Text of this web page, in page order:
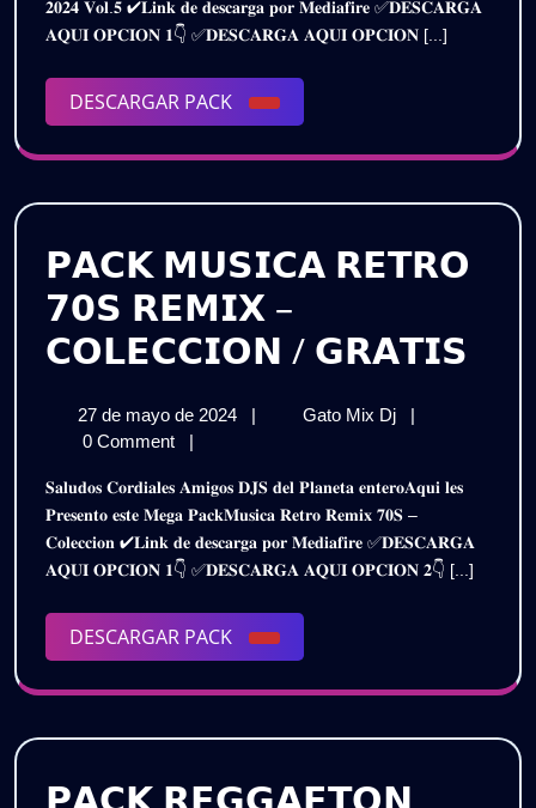
𝟮𝟬𝟮𝟰
–
𝗩𝗢𝗟.𝟱
/
𝗚𝗥𝗔𝗧𝗜𝗦
𝟮𝟬𝟮𝟰
–
𝟐𝟎𝟐𝟒 𝐕𝐨𝐥.𝟓 ✔𝐋𝐢𝐧𝐤 𝐝𝐞 𝐝𝐞𝐬𝐜𝐚𝐫𝐠𝐚 𝐩𝐨𝐫 𝐌𝐞𝐝𝐢𝐚𝐟𝐢𝐫𝐞 ✅𝐃𝐄𝐒𝐂𝐀𝐑𝐆𝐀
𝐀𝐐𝐔𝐈 𝐎𝐏𝐂𝐈𝐎𝐍 𝟏👇 ✅𝐃𝐄𝐒𝐂𝐀𝐑𝐆𝐀 𝐀𝐐𝐔𝐈 𝐎𝐏𝐂𝐈𝐎𝐍 [...]
DESCARGAR PACK
DESCARGAR
PACK
𝗣𝗔𝗖𝗞 𝗠𝗨𝗦𝗜𝗖𝗔 𝗥𝗘𝗧𝗥𝗢
𝟳𝟬𝗦 𝗥𝗘𝗠𝗜𝗫 –
𝗖𝗢𝗟𝗘𝗖𝗖𝗜𝗢𝗡 / 𝗚𝗥𝗔𝗧𝗜𝗦
–
27 de mayo de 2024
27
de
2024
| Gato Mix Dj
𝗣𝗔𝗖𝗞
𝟳𝟬𝗦
𝗥𝗘𝗠𝗜𝗫
–
𝗖𝗢𝗟𝗘𝗖𝗖𝗜𝗢𝗡
|
0 Comment
|
𝐒𝐚𝐥𝐮𝐝𝐨𝐬 𝐂𝐨𝐫𝐝𝐢𝐚𝐥𝐞𝐬 𝐀𝐦𝐢𝐠𝐨𝐬 𝐃𝐉𝐒 𝐝𝐞𝐥 𝐏𝐥𝐚𝐧𝐞𝐭𝐚 𝐞𝐧𝐭𝐞𝐫𝐨𝐀𝐪𝐮𝐢 𝐥𝐞𝐬
𝐏𝐫𝐞𝐬𝐞𝐧𝐭𝐨 𝐞𝐬𝐭𝐞 𝐌𝐞𝐠𝐚 𝐏𝐚𝐜𝐤𝐌𝐮𝐬𝐢𝐜𝐚 𝐑𝐞𝐭𝐫𝐨 𝐑𝐞𝐦𝐢𝐱 𝟕𝟎𝐒 –
𝐂𝐨𝐥𝐞𝐜𝐜𝐢𝐨𝐧 ✔𝐋𝐢𝐧𝐤 𝐝𝐞 𝐝𝐞𝐬𝐜𝐚𝐫𝐠𝐚 𝐩𝐨𝐫 𝐌𝐞𝐝𝐢𝐚𝐟𝐢𝐫𝐞 ✅𝐃𝐄𝐒𝐂𝐀𝐑𝐆𝐀
𝐀𝐐𝐔𝐈 𝐎𝐏𝐂𝐈𝐎𝐍 𝟏👇 ✅𝐃𝐄𝐒𝐂𝐀𝐑𝐆𝐀 𝐀𝐐𝐔𝐈 𝐎𝐏𝐂𝐈𝐎𝐍 𝟐👇 [...]
DESCARGAR PACK
DESCARGAR
PACK